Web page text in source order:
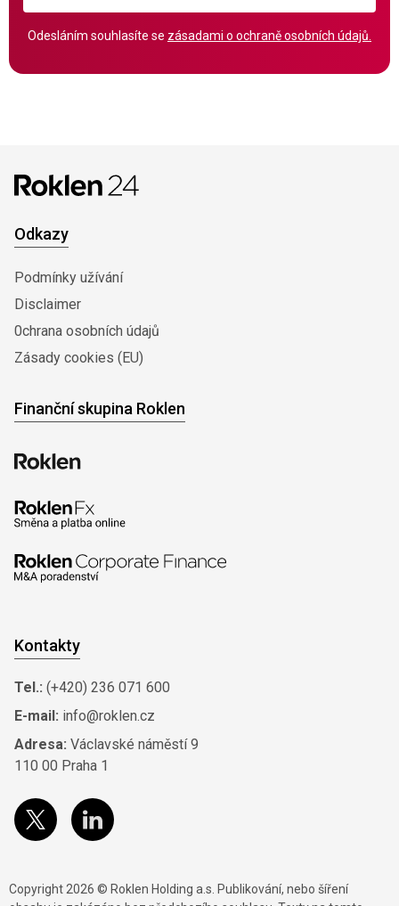
Odesláním souhlasíte se zásadami o ochraně osobních údajů.
Odkazy
Podmínky užívání
Disclaimer
0chrana osobních údajů
Zásady cookies (EU)
Finanční skupina Roklen
Kontakty
Tel.: (+420) 236 071 600
E-mail: info@roklen.cz
Adresa: Václavské náměstí 9
110 00 Praha 1
Copyright 2026 © Roklen Holding a.s. Publikování, nebo šíření